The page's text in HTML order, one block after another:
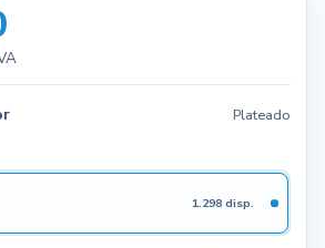
Plateado
1.298 disp.